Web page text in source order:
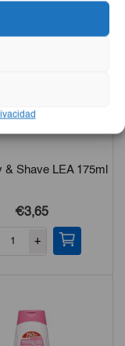
& Shave LEA 175ml
€3,65
+